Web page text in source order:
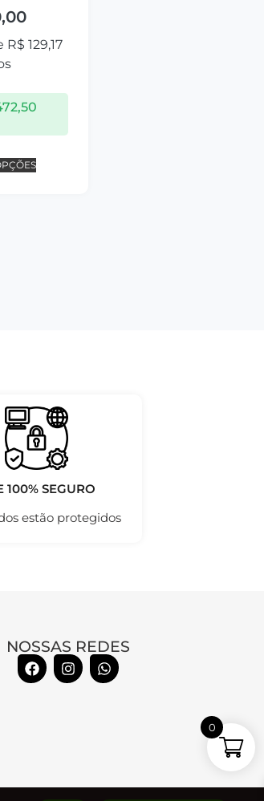
R$ 129,17
100% SEGURO
estão protegidos
NOSSAS REDES
0